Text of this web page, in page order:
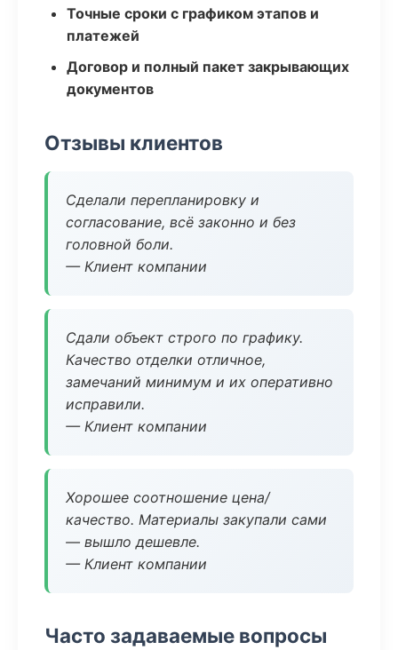
Точные сроки с графиком этапов и
платежей
Договор и полный пакет закрывающих
документов
Отзывы клиентов
Сделали перепланировку и
согласование, всё законно и без
головной боли.
— Клиент компании
Сдали объект строго по графику.
Качество отделки отличное,
замечаний минимум и их оперативно
исправили.
— Клиент компании
Хорошее соотношение цена/
качество. Материалы закупали сами
— вышло дешевле.
— Клиент компании
Часто задаваемые вопросы